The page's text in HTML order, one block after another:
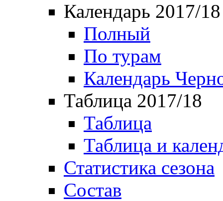
Календарь 2017/18
Полный
По турам
Календарь
Таблица 2017/18
Таблица
Таблица и
Статистика сезона
Состав